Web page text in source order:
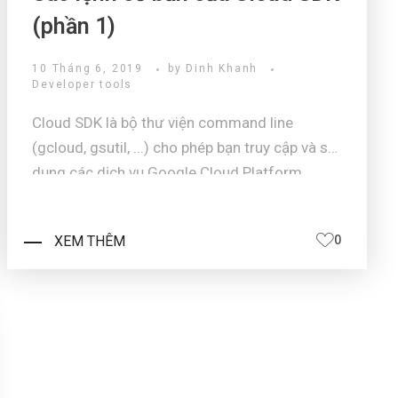
(phần 1)
10 Tháng 6, 2019 by Dinh Khanh
Developer tools
Cloud SDK là bộ thư viện command line
(gcloud, gsutil, ...) cho phép bạn truy cập và sử
dụng các dịch vụ Google Cloud Platform
XEM THÊM 0